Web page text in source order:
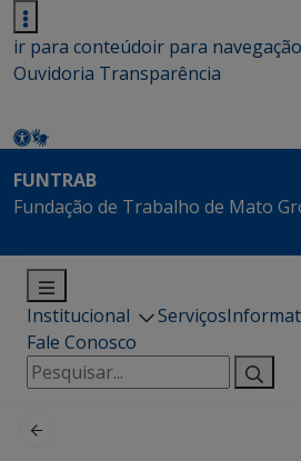
ir para conteúdoir para navegação
Ouvidoria Transparência
FUNTRAB
Fundação de Trabalho de Mato
Institucional Serviços
Fale Conosco
Pesquisar
por: